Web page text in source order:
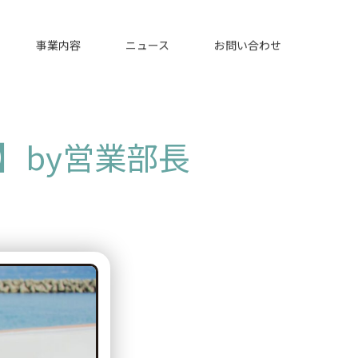
事業内容 ニュース お問い合わせ
by営業部長